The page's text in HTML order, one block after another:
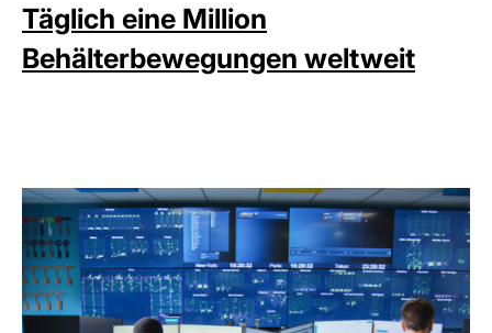
Täglich eine Million
Behälterbewegungen weltweit